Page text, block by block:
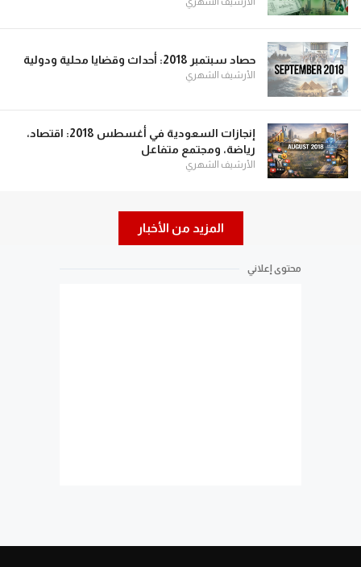
الأرشيف الشهري
حصاد سبتمبر 2018: أحداث وقضايا محلية ودولية
الأرشيف الشهري
إنجازات السعودية في أغسطس 2018: اقتصاد،
رياضة، ومجتمع متفاعل
المزيد من الأخبار
محتوى إعلاني